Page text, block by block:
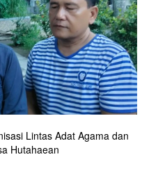
Lintas Adat Agama dan
Hutahaean